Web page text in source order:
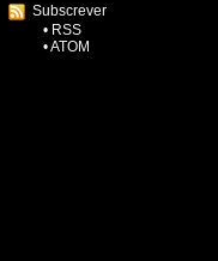
Subscrever
• RSS
•ATOM